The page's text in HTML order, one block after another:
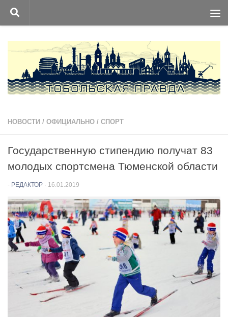
Перейти к содержимому
НОВОСТИ / ОФИЦИАЛЬНО / СПОРТ
Государственную стипендию получат 83
молодых спортсмена Тюменской области
- РЕДАКТОР · 16.01.2019